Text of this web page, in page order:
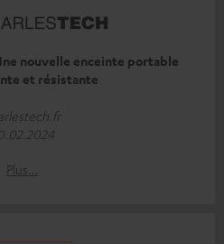
nouvelle enceinte portable
et résistante
Plus…